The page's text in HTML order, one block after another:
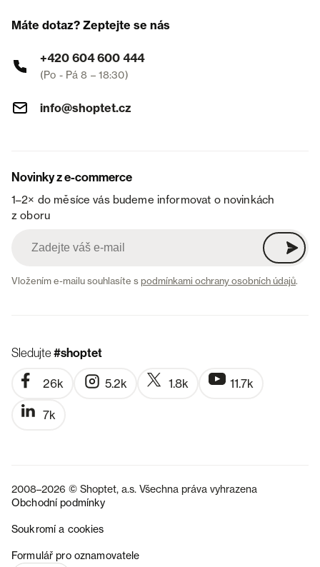
Máte dotaz? Zeptejte se nás
+420 604 600 444
(Po - Pá 8 – 18:30)
info@shoptet.cz
Novinky z e-commerce
1–2× do měsíce vás budeme informovat o novinkách
z oboru
Vložením e-mailu souhlasíte spodmínkami ochrany osobních údajů.
Sledujte#shoptet
26k 5.2k 1.8k 11.7k
7k
2008–2026 © Shoptet, a.s. Všechna práva vyhrazena
Obchodní podmínky
Soukromí a cookies
Formulář pro oznamovatele